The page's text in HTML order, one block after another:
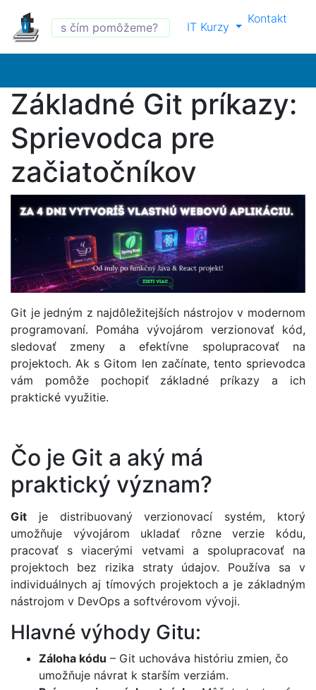
IT Kurzy
Kontakt
Základné Git príkazy:
Sprievodca pre
začiatočníkov
Git je jedným z najdôležitejších nástrojov v modernom
programovaní. Pomáha vývojárom verzionovať kód,
sledovať zmeny a efektívne spolupracovať na
projektoch. Ak s Gitom len začínate, tento sprievodca
vám pomôže pochopiť základné príkazy a ich
praktické využitie.
Čo je Git a aký má
praktický význam?
Git je distribuovaný verzionovací systém, ktorý
umožňuje vývojárom ukladať rôzne verzie kódu,
pracovať s viacerými vetvami a spolupracovať na
projektoch bez rizika straty údajov. Používa sa v
individuálnych aj tímových projektoch a je základným
nástrojom v DevOps a softvérovom vývoji.
Hlavné výhody Gitu:
Záloha kódu – Git uchováva históriu zmien, čo
umožňuje návrat k starším verziám.